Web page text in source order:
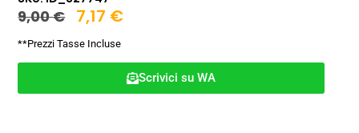
9,00€ 7,17 €
**Prezzi Tasse Incluse
Scrivici su WA